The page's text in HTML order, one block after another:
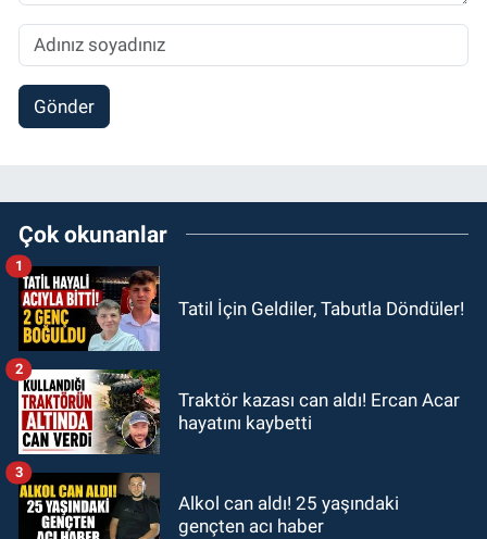
Gönder
Çok okunanlar
Tatil İçin Geldiler, Tabutla Döndüler!
1
Traktör kazası can aldı! Ercan Acar
hayatını kaybetti
2
Alkol can aldı! 25 yaşındaki
gençten acı haber
3